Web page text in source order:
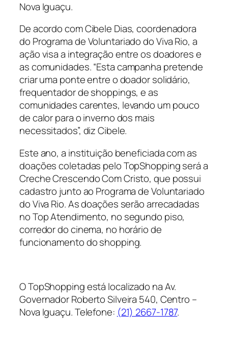
Nova Iguaçu.
De acordo com Cibele Dias, coordenadora
do Programa de Voluntariado do Viva Rio, a
ação visa a integração entre os doadores e
as comunidades. “Esta campanha pretende
criar uma ponte entre o doador solidário,
frequentador de shoppings, e as
comunidades carentes, levando um pouco
de calor para o inverno dos mais
necessitados”, diz Cibele.
Este ano, a instituição beneficiada com as
doações coletadas pelo TopShopping será a
Creche Crescendo Com Cristo, que possui
cadastro junto ao Programa de Voluntariado
do Viva Rio. As doações serão arrecadadas
no Top Atendimento, no segundo piso,
corredor do cinema, no horário de
funcionamento do shopping.
O TopShopping está localizado na Av.
Governador Roberto Silveira 540, Centro –
Nova Iguaçu. Telefone: (21) 2667-1787.